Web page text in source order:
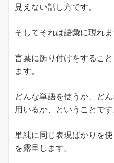
見えない話し方です。
そしてそれは語彙に現れま
言葉に飾り付けをするこ
ます。
どんな単語を使うか、ど
用いるか、ということです
単純に同じ表現ばかりを
を露呈します。